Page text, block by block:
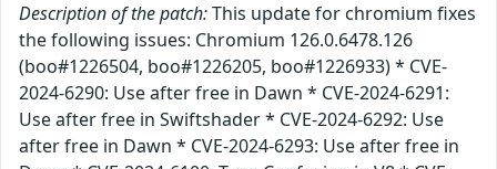
Description of the patch:This update for chromium fixes
the following issues: Chromium 126.0.6478.126
(boo#1226504, boo#1226205, boo#1226933) * CVE-
2024-6290: Use after free in Dawn * CVE-2024-6291:
Use after free in Swiftshader * CVE-2024-6292: Use
after free in Dawn * CVE-2024-6293: Use after free in